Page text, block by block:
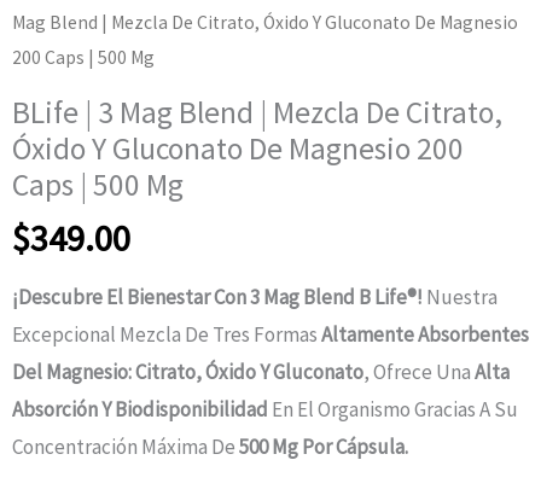
Mag Blend | Mezcla De Citrato, Óxido Y Gluconato De Magnesio
200 Caps | 500 Mg
BLife | 3 Mag Blend | Mezcla De Citrato,
Óxido Y Gluconato De Magnesio 200
Caps | 500 Mg
$349.00
¡Descubre El Bienestar Con 3 Mag Blend B Life®! Nuestra
Excepcional Mezcla De Tres FormasAltamente Absorbentes
Del Magnesio: Citrato, Óxido Y Gluconato, Ofrece UnaAlta
Absorción Y Biodisponibilidad En El Organismo Gracias A Su
Concentración Máxima De500 Mg Por Cápsula.